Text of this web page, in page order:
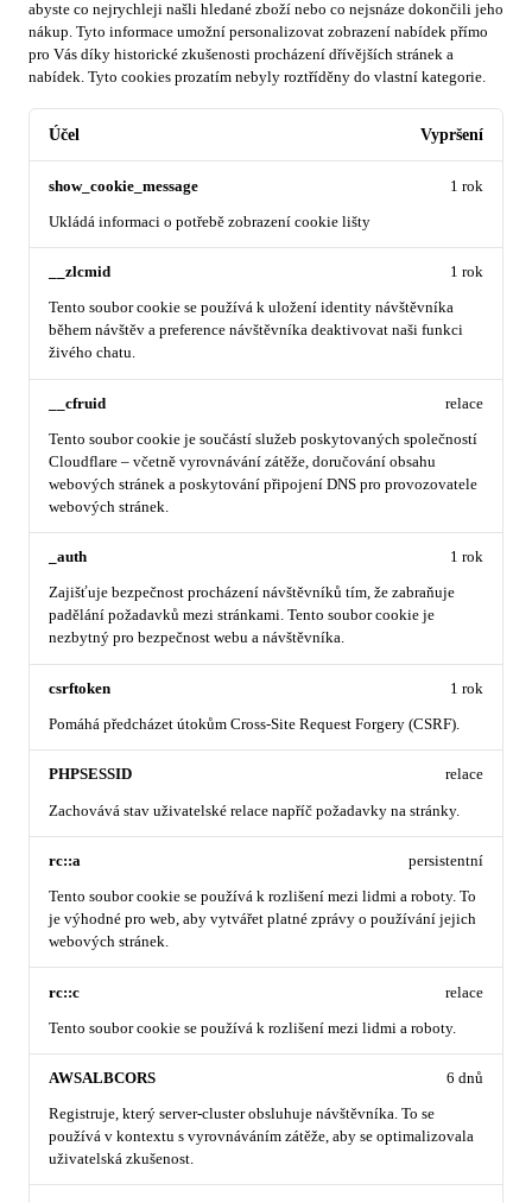
abyste co nejrychleji našli hledané zboží nebo co nejsnáze dokončili jeho
nákup. Tyto informace umožní personalizovat zobrazení nabídek přímo
pro Vás díky historické zkušenosti procházení dřívějších stránek a
nabídek. Tyto cookies prozatím nebyly roztříděny do vlastní kategorie.
Účel Vypršení
show_cookie_message
Ukládá informaci o potřebě zobrazení cookie lišty
1 rok
__zlcmid
Tento soubor cookie se používá k uložení identity návštěvníka
během návštěv a preference návštěvníka deaktivovat naši funkci
živého chatu.
1 rok
__cfruid
Tento soubor cookie je součástí služeb poskytovaných společností
Cloudflare – včetně vyrovnávání zátěže, doručování obsahu
webových stránek a poskytování připojení DNS pro provozovatele
webových stránek.
relace
_auth
Zajišťuje bezpečnost procházení návštěvníků tím, že zabraňuje
padělání požadavků mezi stránkami. Tento soubor cookie je
nezbytný pro bezpečnost webu a návštěvníka.
1 rok
csrftoken
Pomáhá předcházet útokům Cross-Site Request Forgery (CSRF).
1 rok
PHPSESSID
Zachovává stav uživatelské relace napříč požadavky na stránky.
relace
rc::a
Tento soubor cookie se používá k rozlišení mezi lidmi a roboty. To
je výhodné pro web, aby vytvářet platné zprávy o používání jejich
webových stránek.
persistentní
rc::c
Tento soubor cookie se používá k rozlišení mezi lidmi a roboty.
relace
AWSALBCORS
Registruje, který server-cluster obsluhuje návštěvníka. To se
používá v kontextu s vyrovnáváním zátěže, aby se optimalizovala
uživatelská zkušenost.
6 dnů